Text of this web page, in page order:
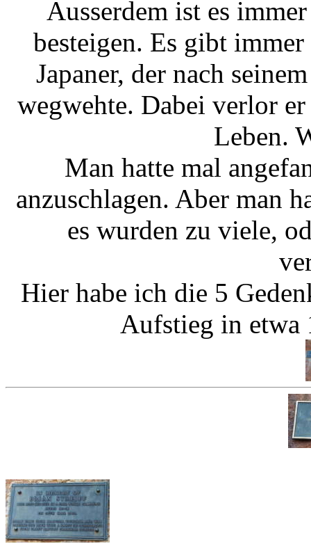
Ausserdem ist es
besteigen. Es gibt
Japaner, der nach
wegwehte. Dabei verlor
Leben.
Man hatte mal
anzuschlagen. Aber man
es wurden zu viele,
Hier habe ich die 5
Aufstieg in etwa